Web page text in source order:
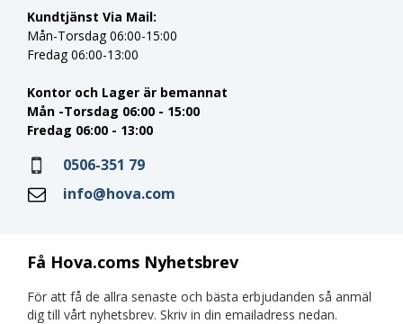
Få Hova.coms Nyhetsbrev
För att få de allra senaste och bästa erbjudanden så anmäl
dig till vårt nyhetsbrev. Skriv in din emailadress nedan.
Kundtjänst Via Mail:
Mån-Torsdag 06:00-15:00
Fredag 06:00-13:00
Kontor och Lager är bemannat
Mån -Torsdag 06:00 - 15:00
Fredag 06:00 - 13:00
0506-351 79
info@hova.com